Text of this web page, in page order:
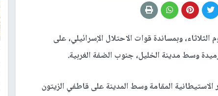
وبمساندة قوات الاحتلال الإسرائيلي، على
وسط مدينة الخليل، جنوب الضفة الغربية.
المقامة وسط المدينة على قاطفي الزيتون